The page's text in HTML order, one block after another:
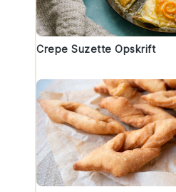
Crepe Suzette Opskrift